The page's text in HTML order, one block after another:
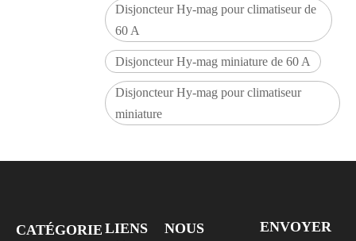
Disjoncteur Hy-mag pour climatiseur de
60 A
Disjoncteur Hy-mag miniature de 60 A
Disjoncteur Hy-mag pour climatiseur
miniature
CATÉGORIE LIENS
NOUS
ENVOYER